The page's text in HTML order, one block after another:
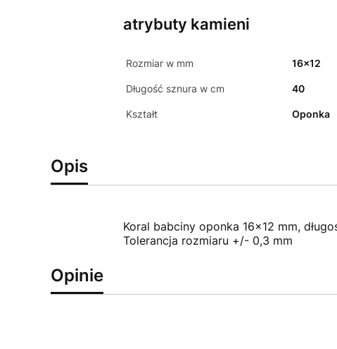
atrybuty kamieni
Rozmiar w mm 16x12
Długość sznura w cm 40
Kształt Oponka
Opis
Koral babciny oponka 16x12 mm,
Tolerancja rozmiaru +/- 0,3 mm
Opinie